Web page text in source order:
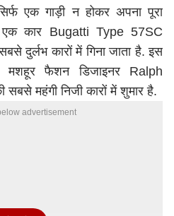
एक गाड़ी न होकर अपना पूरा
एक कार Bugatti Type 57SC
दुर्लभ कारों में गिना जाता है. इस
मशहूर फैशन डिजाइनर Ralph
महंगी निजी कारों में शुमार है.
advertisement